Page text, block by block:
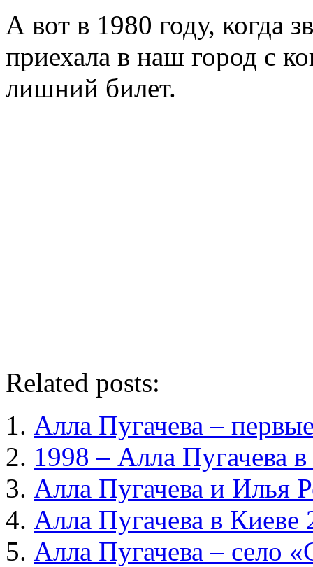
А вот в 1980 году, когда
приехала в наш город с
лишний билет.
Related posts:
Алла Пугачева –
1998 – Алла Пугачева в
Алла Пугачева и Илья
Алла Пугачева в Киеве
Алла Пугачева – село